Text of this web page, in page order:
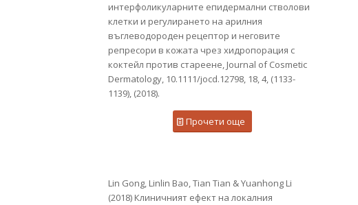
интерфоликуларните епидермални стволови
клетки и регулирането на арилния
въглеводороден рецептор и неговите
репресори в кожата чрез хидропорация с
коктейл против стареене, Journal of Cosmetic
Dermatology, 10.1111/jocd.12798, 18, 4, (1133-
1139), (2018).
Прочети още
Lin Gong, Linlin Bao, Tian Tian & Yuanhong Li
(2018) Клиничният ефект на локалния